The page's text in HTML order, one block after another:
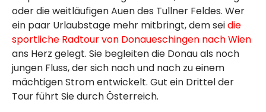
oder die weitläufigen Auen des Tullner Feldes. Wer
ein paar Urlaubstage mehr mitbringt, dem seidie
sportliche Radtour von Donaueschingen nach Wien
ans Herz gelegt. Sie begleiten die Donau als noch
jungen Fluss, der sich nach und nach zu einem
mächtigen Strom entwickelt. Gut ein Drittel der
Tour führt Sie durch Österreich.